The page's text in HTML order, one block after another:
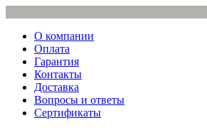
О компании
Оплата
Гарантия
Контакты
Доставка
Вопросы и ответы
Сертификаты